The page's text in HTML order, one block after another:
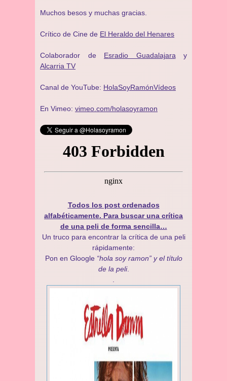
Muchos besos y muchas gracias.
Crítico de Cine de El Heraldo del Henares
Colaborador de Esradio Guadalajara y
Alcarria TV
Canal de YouTube: HolaSoyRamónVídeos
En Vimeo: vimeo.com/holasoyramon
Todos los post ordenados
alfabéticamente. Para buscar una crítica
de una peli de forma sencilla…
Un truco para encontrar la crítica de una peli
rápidamente:
Pon en Gloogle “hola soy ramon” y el título
de la peli.